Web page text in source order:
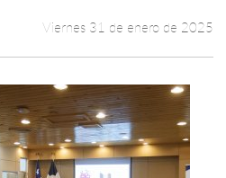
Viernes 31 de enero de 2025